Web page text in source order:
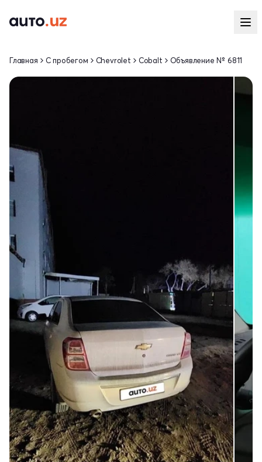
Главная С пробегом Chevrolet Cobalt Объявление № 6811